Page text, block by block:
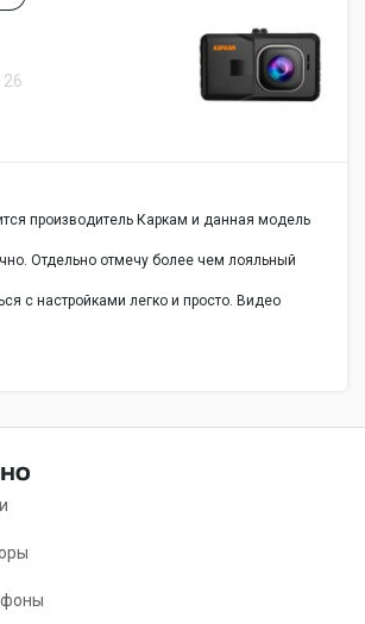
26
производитель Каркам и данная модель
Отдельно отмечу более чем лояльный
с настройками легко и просто. Видео